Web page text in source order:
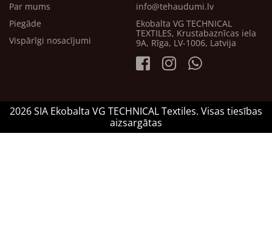
Par mums
Piegāde
Vispārīgi nosacījumi
info@tehaudumi.lv
Ekobalta VG TECHNICAL
TEXTILES, Krustabaznīcas iela
9A, Rīga, LV-1006, Latvija
2026 SIA Ekobalta VG TECHNICAL Textiles. Visas tiesības
aizsargātas